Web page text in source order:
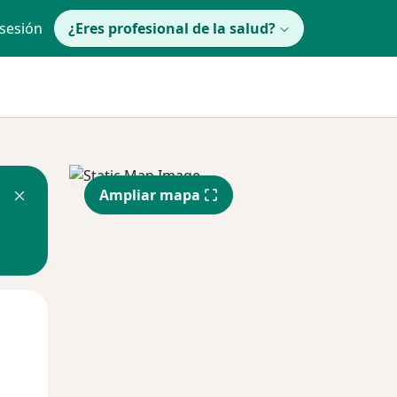
¿Eres profesional de la salud?
Ampliar mapa